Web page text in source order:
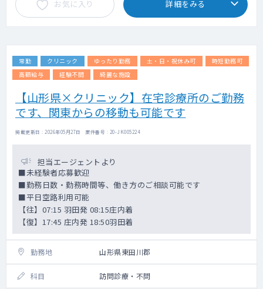
お気に入り 詳細をみる
常勤 クリニック ゆったり勤務 土・日・祝休み可
時短勤務可
高額給与
経験不問 綺麗な施設
【山形県×クリニック】在宅診療所のご勤務
です、関東からの移動も可能です
掲載更新日 : 2026年05月27日 案件番号 : 20-JK005224
担当エージェントより
■未経験者応募歓迎
■勤務日数・勤務時間等、働き方のご相談可能です
■平日空路利用可能
【往】07:15 羽田発 08:15庄内着
【復】17:45 庄内発 18:50羽田着
勤務地 山形県東田川郡
科目 訪問診療・不問